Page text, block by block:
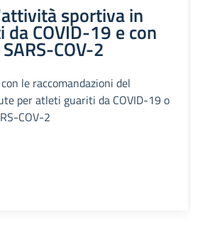
sportiva in
COVID-19 e con
COV-2
le raccomandazioni del
per atleti guariti da COVID-19 o
COV-2